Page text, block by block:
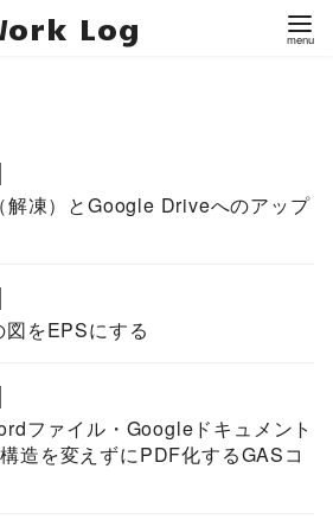
Log
解凍）とGoogle Driveへのアップ
をEPSにする
ファイル・Googleドキュメント
造を変えずにPDF化するGASコ